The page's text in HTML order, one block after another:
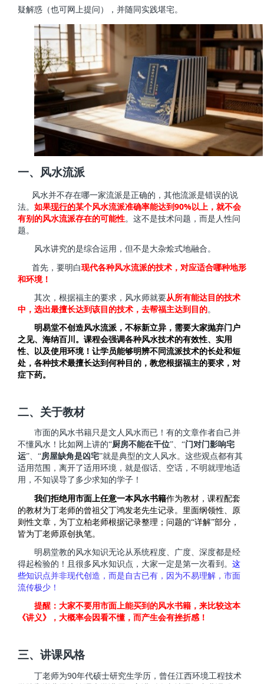
疑解惑（也可网上提问），并随同实践堪宅。
一、风水流派
风水并不存在哪一家流派是正确的，其他流派是错误的说
法。 如果现行的某个风水流派准确率能达到 90%以上，就不会
有别的风水流派存在的可能性。这不是技术问题，而是人性问
题。
风水讲究的是综合运用，但不是大杂烩式地融合。
首先，要明白现代各种风水流派的技术，对应适合哪种地形
和环境！
其次，根据福主的要求，风水师就要从所有能达目的技术
中，选出最擅长达到该目的技术，去帮福主达到目的。
明易堂不创造风水流派，不标新立异，需要大家抛弃门户
之见、海纳百川。课程会强调各种风水技术的有效性、实用
性、以及使用环境！让学员能够明辨不同流派技术的长处和短
处，各种技术最擅长达到何种目的，教您根据福主的要求，对
症下药。
二、关于教材
市面的风水书籍只是文人风水而已！有的文章作者自己并
不懂风水！比如网上讲的“厨房不能在干位”、“门对门影响宅
运”、“房屋缺角是凶宅”就是典型的文人风水。这些观点都有其
适用范围，离开了适用环境，就是假话、空话，不明就理地适
用，不知误导了多少求知的学子！
我们拒绝用市面上任意一本风水书籍作为教材，课程配套
的教材为丁老师的曾祖父丁鸿发老先生记录。里面纲领性、原
则性文章，为丁立柏老师根据记录整理；问题的“详解”部分，
皆为丁老师原创执笔。
明易堂教的风水知识无论从系统程度、广度、深度都是经
得起检验的！且很多风水知识点，大家一定是第一次看到。 这
些知识点并非现代创造，而是自古已有，因为不易理解，市面
流传极少！
提醒：大家不要用市面上能买到的风水书籍，来比较这本
《讲义》，大概率会因看不懂，而产生会有挫折感！
三、讲课风格
丁老师为90年代硕士研究生学历，曾任江西环境工程技术